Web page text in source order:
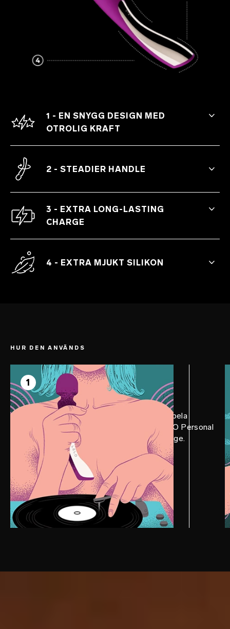
1 - EN SNYGG DESIGN MED
OTROLIG KRAFT
2 - STEADIER HANDLE
Stable and reliable control over the
3 - EXTRA LONG-LASTING
CHARGE
4 - EXTRA MJUKT SILIKON
HUR DEN ANVÄNDS
1
STEG 1
Prep
Kom i stämning: dämpa belysningen, spela
avslappnande musik och applicera LELO Personal
Moisturizer på SMART WAND™ 2 Large.